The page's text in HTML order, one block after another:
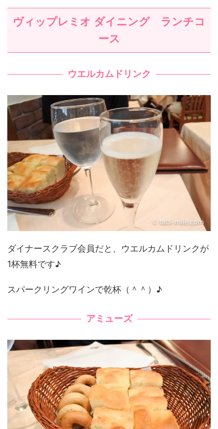
ヴィップレミオ ダイニング ランチコ
ース
ウエルカムドリンク
ダイナースクラブ会員だと、ウエルカムドリンクが
1杯無料です♪
スパークリングワインで乾杯（＾＾）♪
アミューズ